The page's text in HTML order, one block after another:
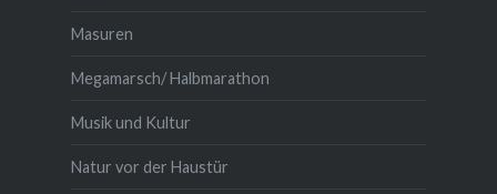
Masuren
Megamarsch/ Halbmarathon
Musik und Kultur
Natur vor der Haustür